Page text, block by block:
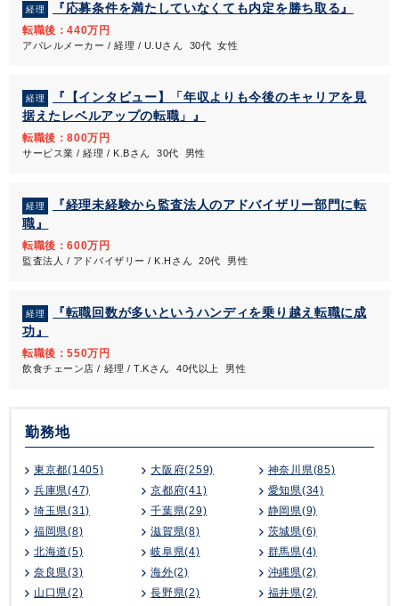
経理 『応募条件を満たしていなくても内定を勝ち取る』
転職後：440万円
アパレルメーカー / 経理 / U.Uさん 30代 女性
経理
『【インタビュー】「年収よりも今後のキャリアを見
据えたレベルアップの転職」』
転職後：800万円
サービス業 / 経理 / K.Bさん 30代 男性
経理
『経理未経験から監査法人のアドバイザリー部門に転
職』
転職後：600万円
監査法人 / アドバイザリー / K.Hさん 20代 男性
経理
『転職回数が多いというハンディを乗り越え転職に成
功』
転職後：550万円
飲食チェーン店 / 経理 / T.Kさん 40代以上 男性
勤務地
東京都(1405) 大阪府(259)
神奈川県(85)
兵庫県(47)
京都府(41)
愛知県(34)
埼玉県(31)
千葉県(29)
静岡県(9)
福岡県(8)
滋賀県(8)
茨城県(6)
北海道(5)
岐阜県(4)
群馬県(4)
奈良県(3)
海外(2)
沖縄県(2)
山口県(2)
長野県(2)
福井県(2)